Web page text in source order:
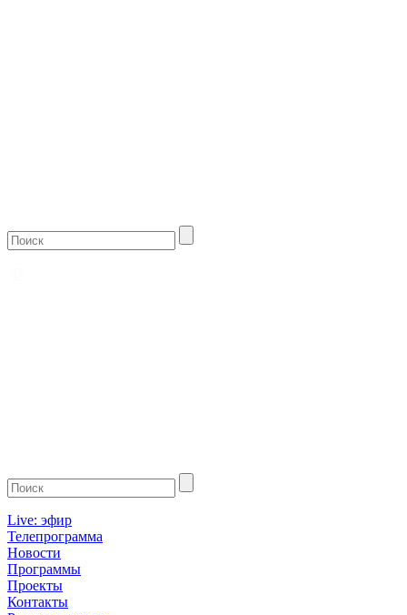
Live: эфир
Телепрограмма
Новости
Программы
Проекты
Контакты